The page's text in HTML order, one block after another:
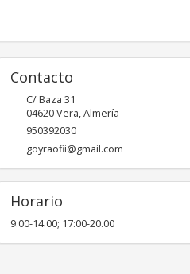
Contacto
C/ Baza 31
04620Vera,Almería
950392030
goyraofii@gmail.com
Horario
9.00-14.00; 17:00-20.00